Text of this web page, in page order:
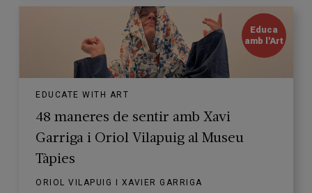
Educa
amb l'Art
EDUCATE WITH ART
48 maneres de sentir amb Xavi
Garriga i Oriol Vilapuig al Museu
Tàpies
ORIOL VILAPUIG I XAVIER GARRIGA